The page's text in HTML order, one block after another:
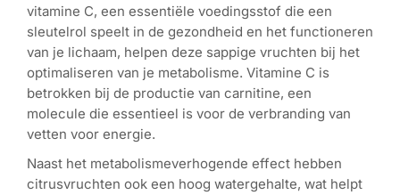
vitamine C, een essentiële voedingsstof die een
sleutelrol speelt in de gezondheid en het functioneren
van je lichaam, helpen deze sappige vruchten bij het
optimaliseren van je metabolisme. Vitamine C is
betrokken bij de productie van carnitine, een
molecule die essentieel is voor de verbranding van
vetten voor energie.
Naast het metabolismeverhogende effect hebben
citrusvruchten ook een hoog watergehalte, wat helpt